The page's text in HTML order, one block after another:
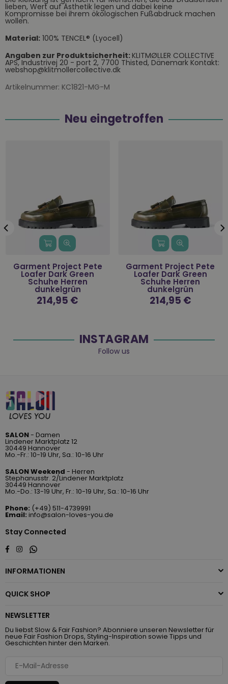
lieben, Wert auf Ästhetik legen und dabei keine
Kompromisse bei ihrem ökologischen Fußabdruck machen
wollen.
Material: 100% TENCEL® (Lyocell)
Angaben zur Produktsicherheit:KLITMØLLER COLLECTIVE
APS, Industrivej 20 - port 2, 7700 Thisted, Dänemark Kontakt:
webshop@klitmollercollective.dk
Artikelnummer: KC1821-MG-M
Neu eingetroffen
Garment Project Pete
Loafer Dark Green
Schuhe Herren
dunkelgrün
Normaler
Preis
214,95 €
Garment Project Pete
Loafer Dark Green
Schuhe Herren
dunkelgrün
Normaler
Preis
214,95 €
INSTAGRAM
Follow us
SALON- Damen
Lindener Marktplatz 12
30449 Hannover
Mo.-Fr.: 10-19 Uhr, Sa.: 10-16 Uhr
SALON Weekend - Herren
Stephanusstr. 2/Lindener Marktplatz
30449 Hannover
Mo.-Do.: 13-19 Uhr, Fr.: 10-19 Uhr, Sa.: 10-16 Uhr
Phone: (+49) 511-4739991
Email: info@salon-loves-you.de
Stay Connected
Facebook
InstagramWhatsapp
INFORMATIONEN
QUICK SHOP
NEWSLETTER
Du liebst Slow & Fair Fashion? Abonniere unseren Newsletter für
neue Fair Fashion Drops, Styling-Inspiration sowie Tipps und
Geschichten hinter den Marken.